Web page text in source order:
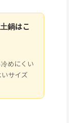
鍋はこ
めにくい
サイズ